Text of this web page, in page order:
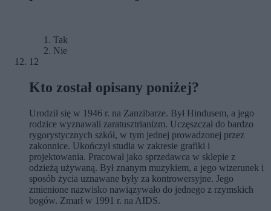
Tak
Nie
12
Kto został opisany poniżej?
Urodził się w 1946 r. na Zanzibarze. Był Hindusem, a jego
rodzice wyznawali zaratusztrianizm. Uczęszczał do bardzo
rygorystycznych szkół, w tym jednej prowadzonej przez
zakonnice. Ukończył studia w zakresie grafiki i
projektowania. Pracował jako sprzedawca w sklepie z
odzieżą używaną. Był znanym muzykiem, a jego wizerunek i
sposób życia uznawane były za kontrowersyjne. Jego
zmienione nazwisko nawiązywało do jednego z rzymskich
bogów. Zmarł w 1991 r. na AIDS.